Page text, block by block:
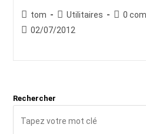
Auteur/autrice
de
tom
Post
category:
Utilitaires
0
Publication
02/07/2012
Rechercher